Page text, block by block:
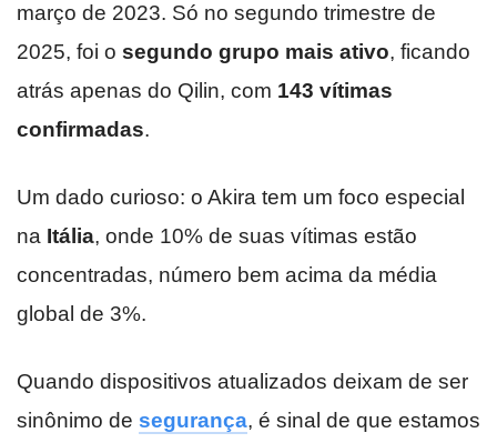
março de 2023. Só no segundo trimestre de
2025, foi o segundo grupo mais ativo, ficando
atrás apenas do Qilin, com 143 vítimas
confirmadas.
Um dado curioso: o Akira tem um foco especial
na Itália, onde 10% de suas vítimas estão
concentradas, número bem acima da média
global de 3%.
Quando dispositivos atualizados deixam de ser
sinônimo de segurança, é sinal de que estamos